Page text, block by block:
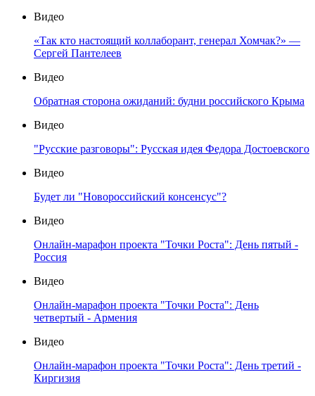
Видео
«Так кто настоящий коллаборант, генерал Хомчак?» —
Сергей Пантелеев
Видео
Обратная сторона ожиданий: будни российского Крыма
Видео
"Русские разговоры": Русская идея Федора Достоевского
Видео
Будет ли "Новороссийский консенсус"?
Видео
Онлайн-марафон проекта "Точки Роста": День пятый -
Россия
Видео
Онлайн-марафон проекта "Точки Роста": День
четвертый - Армения
Видео
Онлайн-марафон проекта "Точки Роста": День третий -
Киргизия